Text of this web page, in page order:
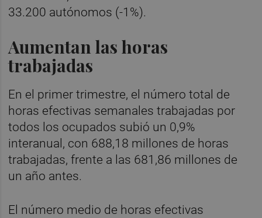
33.200 autónomos (-1%).
Aumentan las horas
trabajadas
En el primer trimestre, el número total de
horas efectivas semanales trabajadas por
todos los ocupados subió un 0,9%
interanual, con 688,18 millones de horas
trabajadas, frente a las 681,86 millones de
un año antes.
El número medio de horas efectivas